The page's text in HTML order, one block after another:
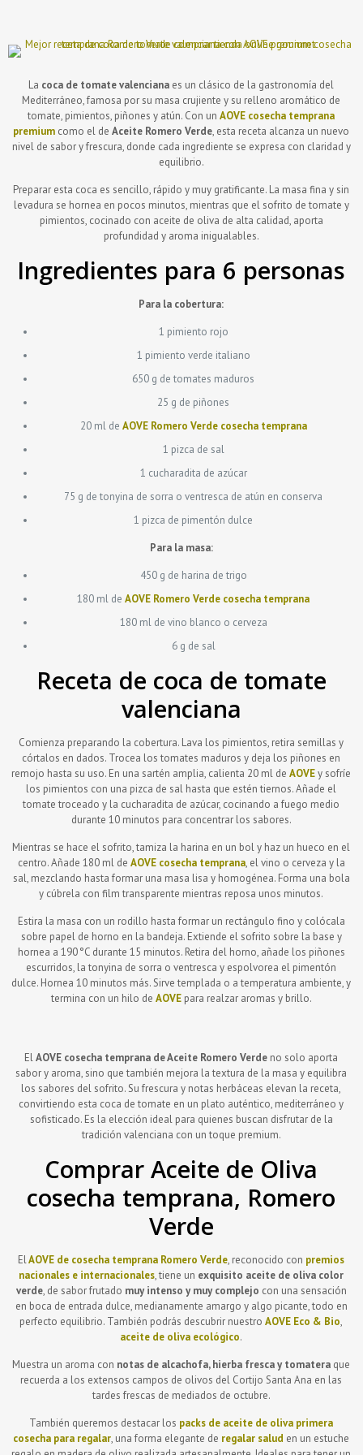
La coca de tomate valenciana es un clásico de la gastronomía del
Mediterráneo, famosa por su masa crujiente y su relleno aromático de
tomate, pimientos, piñones y atún. Con unAOVE cosecha temprana
premium como el deAceite Romero Verde, esta receta alcanza un nuevo
nivel de sabor y frescura, donde cada ingrediente se expresa con claridad y
equilibrio.
Preparar esta coca es sencillo, rápido y muy gratificante. La masa fina y sin
levadura se hornea en pocos minutos, mientras que el sofrito de tomate y
pimientos, cocinado con aceite de oliva de alta calidad, aporta
profundidad y aroma inigualables.
Ingredientes para 6 personas
Para la cobertura:
1 pimiento rojo
1 pimiento verde italiano
650 g de tomates maduros
25 g de piñones
20 ml de AOVE Romero Verde cosecha temprana
1 pizca de sal
1 cucharadita de azúcar
75 g de tonyina de sorra o ventresca de atún en conserva
1 pizca de pimentón dulce
Para la masa:
450 g de harina de trigo
180 ml deAOVE Romero Verde cosecha temprana
180 ml de vino blanco o cerveza
6 g de sal
Receta de coca de tomate
valenciana
Comienza preparando la cobertura. Lava los pimientos, retira semillas y
córtalos en dados. Trocea los tomates maduros y deja los piñones en
remojo hasta su uso. En una sartén amplia, calienta 20 ml deAOVEy sofríe
los pimientos con una pizca de sal hasta que estén tiernos. Añade el
tomate troceado y la cucharadita de azúcar, cocinando a fuego medio
durante 10 minutos para concentrar los sabores.
Mientras se hace el sofrito, tamiza la harina en un bol y haz un hueco en el
centro. Añade 180 ml de AOVE cosecha temprana, el vino o cerveza y la
sal, mezclando hasta formar una masa lisa y homogénea. Forma una bola
y cúbrela con film transparente mientras reposa unos minutos.
Estira la masa con un rodillo hasta formar un rectángulo fino y colócala
sobre papel de horno en la bandeja. Extiende el sofrito sobre la base y
hornea a 190 °C durante 15 minutos. Retira del horno, añade los piñones
escurridos, la tonyina de sorra o ventresca y espolvorea el pimentón
dulce. Hornea 10 minutos más. Sirve templada o a temperatura ambiente, y
termina con un hilo de AOVEpara realzar aromas y brillo.
ElAOVE cosecha temprana de Aceite Romero Verde no solo aporta
sabor y aroma, sino que también mejora la textura de la masa y equilibra
los sabores del sofrito. Su frescura y notas herbáceas elevan la receta,
convirtiendo esta coca de tomate en un plato auténtico, mediterráneo y
sofisticado. Es la elección ideal para quienes buscan disfrutar de la
tradición valenciana con un toque premium.
Comprar Aceite de Oliva
cosecha temprana, Romero
Verde
ElAOVE de cosecha temprana Romero Verde, reconocido con premios
nacionales e internacionales, tiene un exquisito aceite de oliva color
verde, de sabor frutado muy intenso y muy complejo con una sensación
en boca de entrada dulce, medianamente amargo y algo picante, todo en
perfecto equilibrio. También podrás descubrir nuestroAOVE Eco & Bio,
aceite de oliva ecológico.
Muestra un aroma con notas de alcachofa, hierba fresca y tomatera que
recuerda a los extensos campos de olivos del Cortijo Santa Ana en las
tardes frescas de mediados de octubre.
También queremos destacar los packs de aceite de oliva primera
cosecha para regalar, una forma elegante de regalar salud en un estuche